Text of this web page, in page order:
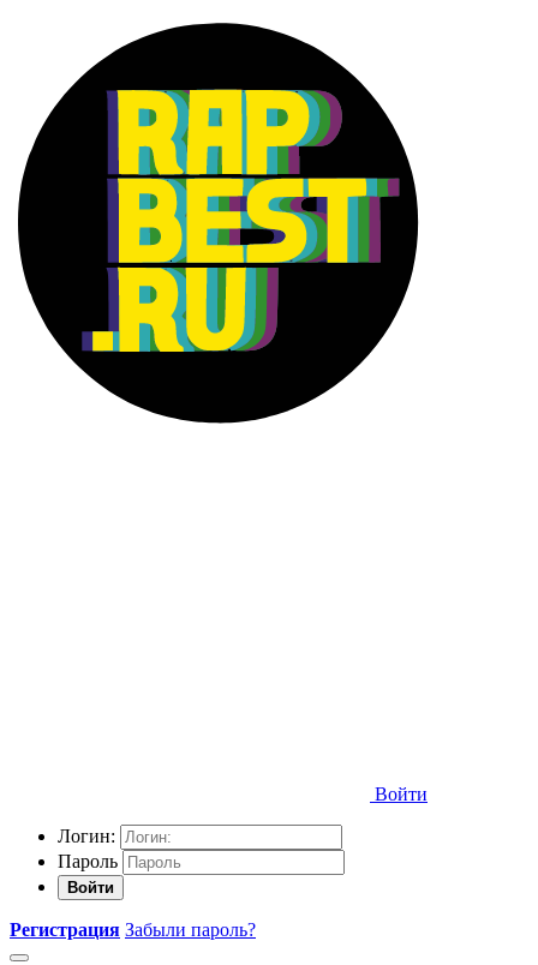
Войти
Логин:
Пароль
Войти
Регистрация Забыли пароль?